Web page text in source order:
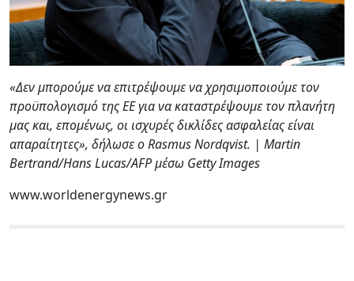
«Δεν μπορούμε να επιτρέψουμε να χρησιμοποιούμε τον
προϋπολογισμό της ΕΕ για να καταστρέψουμε τον πλανήτη
μας και, επομένως, οι ισχυρές δικλίδες ασφαλείας είναι
απαραίτητες», δήλωσε ο Rasmus Nordqvist. | Martin
Bertrand/Hans Lucas/AFP μέσω Getty Images
www.worldenergynews.gr